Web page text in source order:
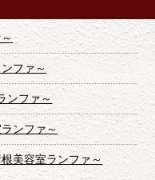
ファ～
ンファ～
ンファ～
美容室ランファ～